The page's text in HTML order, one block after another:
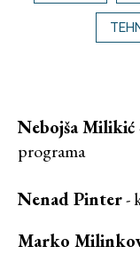
Nebojša Milikić
programa
Nenad Pinter-
Marko